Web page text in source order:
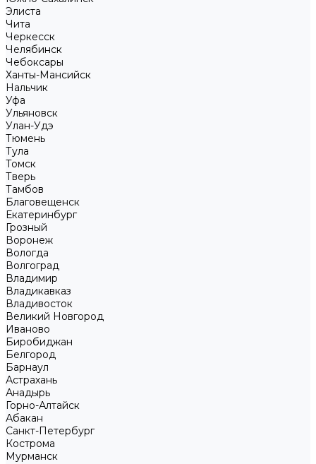
Элиста
Чита
Черкесск
Челябинск
Чебоксары
Ханты-Мансийск
Нальчик
Уфа
Ульяновск
Улан-Удэ
Тюмень
Тула
Томск
Тверь
Тамбов
Благовещенск
Екатеринбург
Грозный
Воронеж
Вологда
Волгоград
Владимир
Владикавказ
Владивосток
Великий Новгород
Иваново
Биробиджан
Белгород
Барнаул
Астрахань
Анадырь
Горно-Алтайск
Абакан
Санкт-Петербург
Кострома
Мурманск